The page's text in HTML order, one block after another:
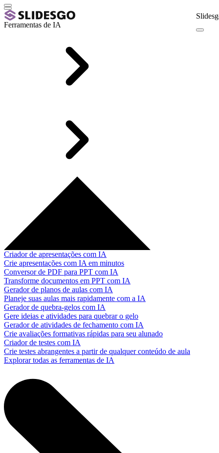
Ferramentas de IA
Criador de apresentações com IA
Crie apresentações com IA em minutos
Conversor de PDF para PPT com IA
Transforme documentos em PPT com IA
Gerador de planos de aulas com IA
Planeje suas aulas mais rapidamente com a IA
Gerador de quebra-gelos com IA
Gere ideias e atividades para quebrar o gelo
Gerador de atividades de fechamento com IA
Crie avaliações formativas rápidas para seu alunado
Criador de testes com IA
Crie testes abrangentes a partir de qualquer conteúdo de aula
Explorar todas as ferramentas de IA